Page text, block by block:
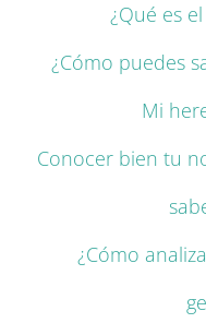
¿Qué es
¿Cómo puedes
Mi
Conocer bien tu
¿Cómo